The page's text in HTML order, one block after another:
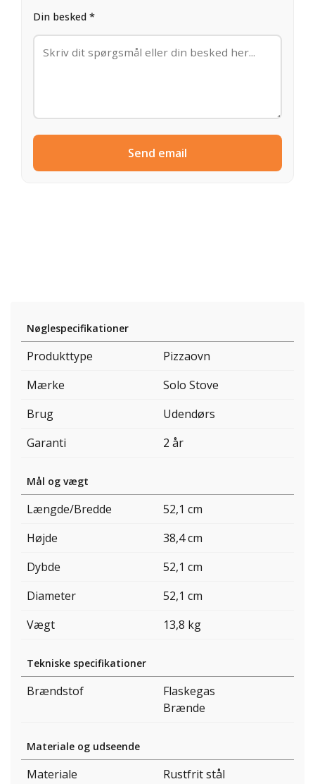
Din besked *
Send email
Nøglespecifikationer
Produkttype
Pizzaovn
Mærke
Solo Stove
Brug
Udendørs
Garanti
2 år
Mål og vægt
Længde/Bredde
52,1 cm
Højde
38,4 cm
Dybde
52,1 cm
Diameter
52,1 cm
Vægt
13,8 kg
Tekniske specifikationer
Brændstof
Flaskegas
Brænde
Materiale og udseende
Materiale
Rustfrit stål